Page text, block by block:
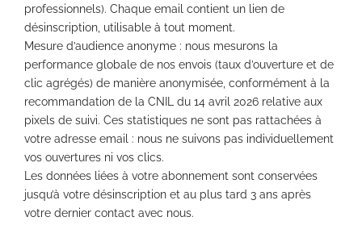
professionnels). Chaque email contient un lien de
désinscription, utilisable à tout moment.
Mesure d’audience anonyme : nous mesurons la
performance globale de nos envois (taux d’ouverture et de
clic agrégés) de manière anonymisée, conformément à la
recommandation de la CNIL du 14 avril 2026 relative aux
pixels de suivi. Ces statistiques ne sont pas rattachées à
votre adresse email : nous ne suivons pas individuellement
vos ouvertures ni vos clics.
Les données liées à votre abonnement sont conservées
jusqu’à votre désinscription et au plus tard 3 ans après
votre dernier contact avec nous.